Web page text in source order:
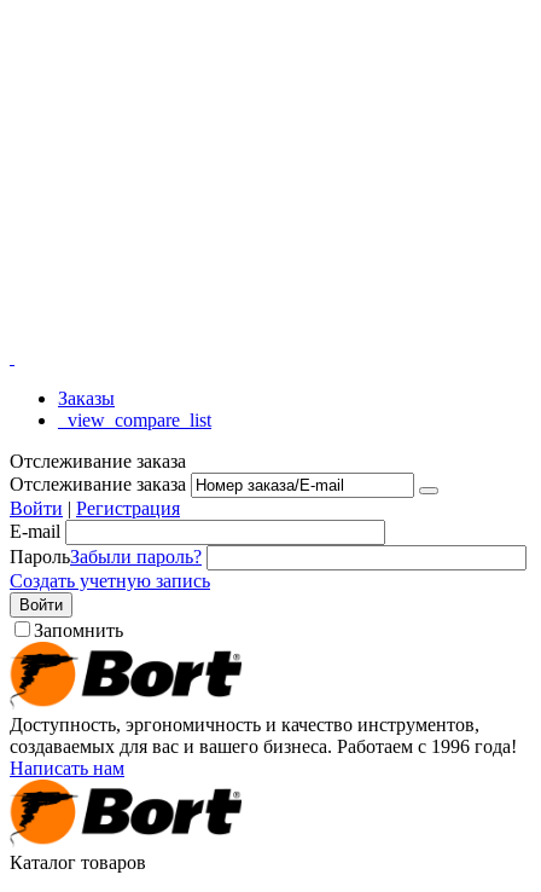
Заказы
_view_compare_list
Отслеживание заказа
Отслеживание заказа
Войти | Регистрация
E-mail
ПарольЗабыли пароль?
Создать учетную запись
Войти
Запомнить
Доступность, эргономичность и качество инструментов,
создаваемых для вас и вашего бизнеса. Работаем с 1996 года!
Написать нам
Каталог товаров